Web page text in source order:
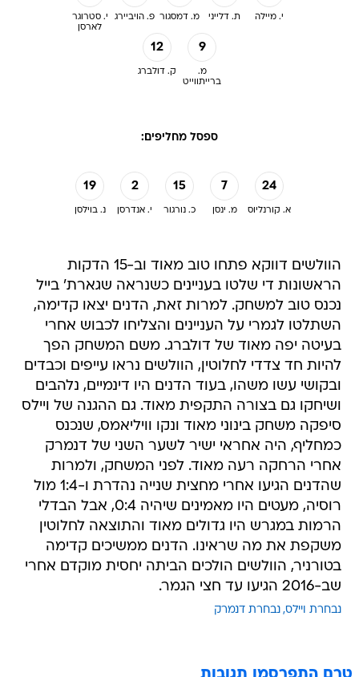
י. סטרוגר
לארסן
פ. הויביירג מ. דמסגור ת. דלייני י. מיילה
12
ק. דולברג
9
מ.
ברייתווייט
ספסל מחליפים:
19
נ. בוילסן
2
י. אנדרסן
15
כ. נורגור
7
מ. ינסן
24
א. קורנליוס
הוולשים דווקא פתחו טוב מאוד וב-15 הדקות
הראשונות די שלטו בעניינים כשנראה שגארת' בייל
נכנס טוב למשחק. למרות זאת, הדנים יצאו קדימה,
השתלטו לגמרי על העניינים והצליחו לכבוש אחרי
בעיטה יפה מאוד של דולברג. משם המשחק הפך
להיות חד צדדי לחלוטין, הוולשים נראו עייפים וכבדים
ובקושי עשו משהו, בעוד הדנים היו דינמיים, נלהבים
ושיחקו גם בצורה התקפית מאוד. גם ההגנה של ויילס
סיפקה משחק בינוני מאוד ונקו וויליאמס, שנכנס
כמחליף, היה אחראי ישיר לשער השני של דנמרק
אחרי הרחקה רעה מאוד. לפני המשחק, ולמרות
שהדנים הגיעו אחרי מחצית שנייה נהדרת ו-1:4 מול
רוסיה, מעטים היו מאמינים שיהיה 0:4, אבל הבדלי
הרמות במגרש היו גדולים מאוד והתוצאה לחלוטין
משקפת את מה שראינו. הדנים ממשיכים קדימה
בטורניר, הוולשים הולכים הביתה יחסית מוקדם אחרי
שב-2016 הגיעו עד חצי הגמר.
נבחרת ויילס נבחרת דנמרק